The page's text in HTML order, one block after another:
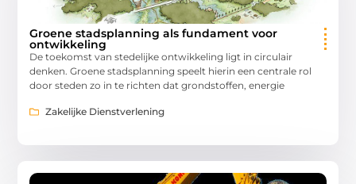
Groene stadsplanning als fundament voor
ontwikkeling
De toekomst van stedelijke ontwikkeling ligt in circulair
denken. Groene stadsplanning speelt hierin een centrale rol
door steden zo in te richten dat grondstoffen, energie
Zakelijke Dienstverlening